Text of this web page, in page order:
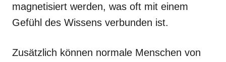
magnetisiert werden, was oft mit einem
Gefühl des Wissens verbunden ist.
Zusätzlich können normale Menschen von